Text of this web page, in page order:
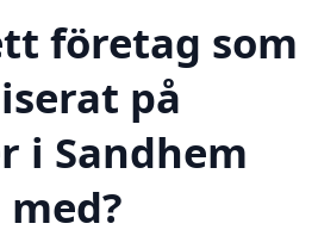
företag som
på
i Sandhem